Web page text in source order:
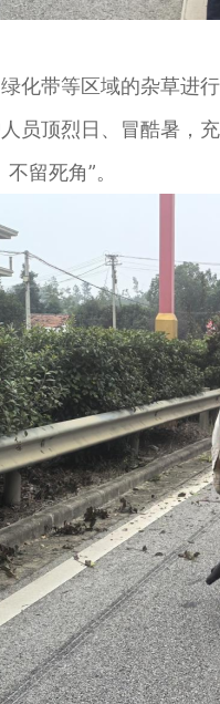
带等区域的杂草进
员顶烈日、冒酷暑，
留死角”。